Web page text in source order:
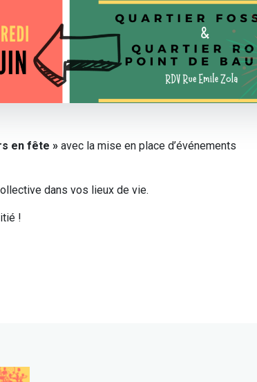
en fête » avec la mise en place d’événements
dans vos lieux de vie.
!